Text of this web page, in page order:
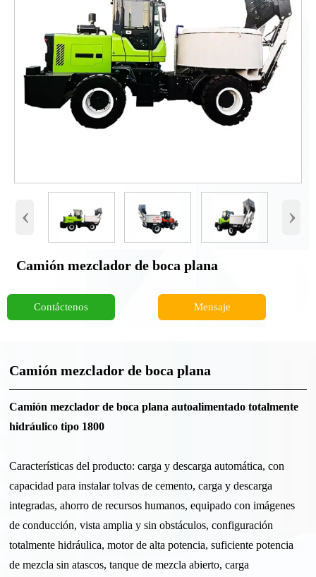
‹ ›
Camión mezclador de boca plana
Contáctenos Mensaje
Camión mezclador de boca plana
Camión mezclador de boca plana autoalimentado totalmente
hidráulico tipo 1800
Características del producto: carga y descarga automática, con
capacidad para instalar tolvas de cemento, carga y descarga
integradas, ahorro de recursos humanos, equipado con imágenes
de conducción, vista amplia y sin obstáculos, configuración
totalmente hidráulica, motor de alta potencia, suficiente potencia
de mezcla sin atascos, tanque de mezcla abierto, carga